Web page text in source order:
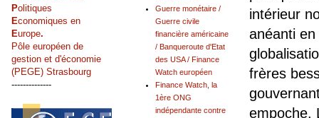
intérieur
anéanti
frères
empoche.
Guerre monétaire /
Guerre civile
financière américaine
/ Banqueroute d'Etat
des USA / Finance
Watch européen
Finance Watch, la
1ère ONG
indépendante contre
Politiques
Economiques en
Europe.
Pôle européen de
gestion et d'économie
(PEGE) Strasbourg
--------------